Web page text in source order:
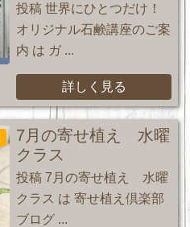
投稿 世界にひとつだけ！
オリジナル石鹸講座のご案
内 は ガ ...
詳しく見る
7月の寄せ植え 水曜
クラス
投稿 7月の寄せ植え 水曜
クラス は 寄せ植え倶楽部
ブログ ...